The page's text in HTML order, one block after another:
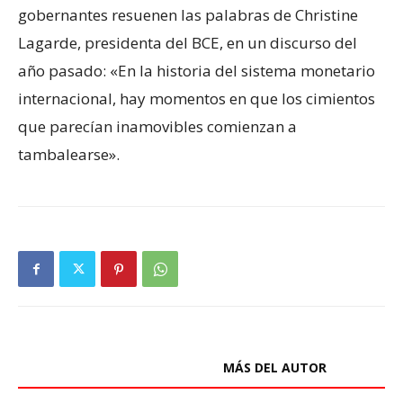
gobernantes resuenen las palabras de Christine
Lagarde, presidenta del BCE, en un discurso del
año pasado: «En la historia del sistema monetario
internacional, hay momentos en que los cimientos
que parecían inamovibles comienzan a
tambalearse».
MÁS DEL AUTOR